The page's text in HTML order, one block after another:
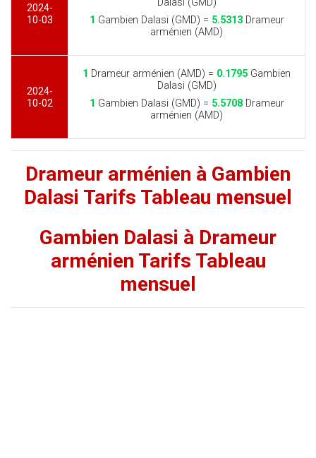
2024-
10-03
Dalasi (GMD)
1 Gambien Dalasi (GMD) = 5.5313Drameur
arménien (AMD)
2024-
10-02
1 Drameur arménien (AMD) = 0.1795 Gambien
Dalasi (GMD)
1 Gambien Dalasi (GMD) = 5.5708Drameur
arménien (AMD)
Drameur arménien à Gambien
Dalasi Tarifs Tableau mensuel
Gambien Dalasi à Drameur
arménien Tarifs Tableau
mensuel